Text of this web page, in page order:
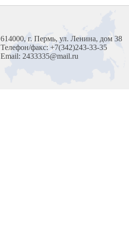
614000, г. Пермь, ул. Ленина, дом 38
Телефон/факс: +7(342)243-33-35
Email: 2433335@mail.ru